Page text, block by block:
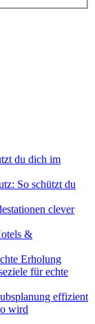
So schützt du
&
für echte
wird